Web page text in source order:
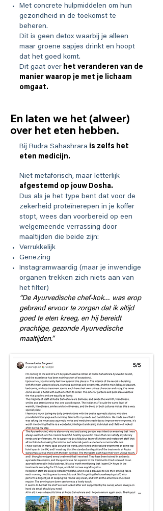
Met concrete hulpmiddelen om hun
gezondheid in de toekomst te
beheren.
Dit is geen detox waarbij je alleen
maar groene sapjes drinkt en hoopt
dat het goed komt.
Dit gaat over het veranderen van de
manier waarop je met je lichaam
omgaat.
En laten we het (alweer)
over het eten hebben.
Bij Rudra Sahashrara is zelfs het
eten medicijn.
Niet metaforisch, maar letterlijk
afgestemd op jouw Dosha.
Dus als je het type bent dat voor de
zekerheid proteïnerepen in je koffer
stopt, wees dan voorbereid op een
welgemeende verrassing door
maaltijden die beide zijn:
Verrukkelijk
Genezing
Instagramwaardig (maar je inwendige
organen trekken zich niets aan van
het filter)
“De Ayurvedische chef-kok… was erop
gebrand ervoor te zorgen dat ik altijd
goed te eten kreeg, en hij bereidt
prachtige, gezonde Ayurvedische
maaltijden.”